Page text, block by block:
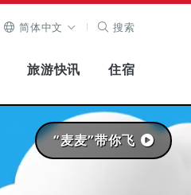
简体中文 搜索
旅游快讯 住宿
“麦麦”带你飞